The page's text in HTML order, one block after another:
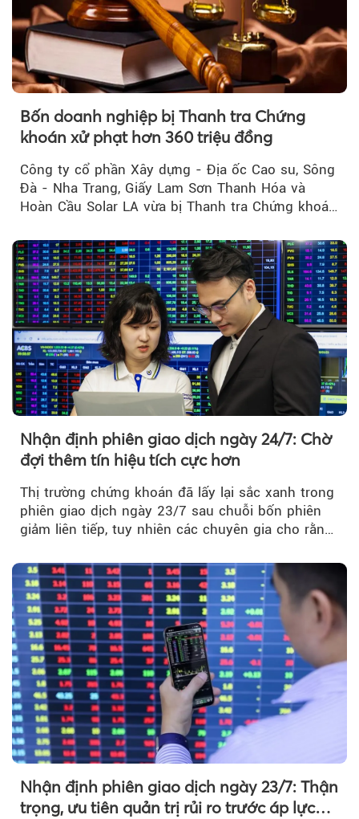
Bốn doanh nghiệp bị Thanh tra Chứng
khoán xử phạt hơn 360 triệu đồng
Công ty cổ phần Xây dựng - Địa ốc Cao su, Sông
Đà - Nha Trang, Giấy Lam Sơn Thanh Hóa và
Hoàn Cầu Solar LA vừa bị Thanh tra Chứng khoán
do vi phạm quy định về công bố thông tin trên
thị trường chứng khoán.
Nhận định phiên giao dịch ngày 24/7: Chờ
đợi thêm tín hiệu tích cực hơn
Thị trường chứng khoán đã lấy lại sắc xanh trong
phiên giao dịch ngày 23/7 sau chuỗi bốn phiên
giảm liên tiếp, tuy nhiên các chuyên gia cho rằng
Nhận định phiên giao dịch ngày 23/7: Thận
trọng, ưu tiên quản trị rủi ro trước áp lực